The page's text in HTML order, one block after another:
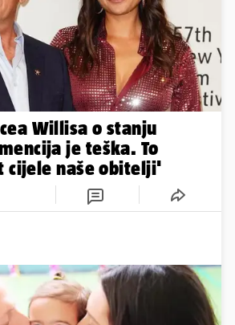
Willisa o stanju
je teška. To
cijele naše obitelji'